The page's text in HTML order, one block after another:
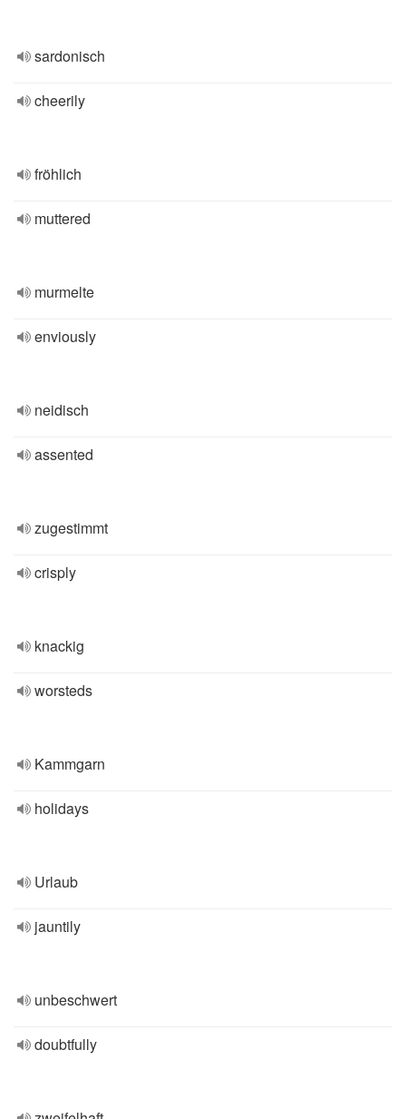
sardonisch
cheerily
fröhlich
muttered
murmelte
enviously
neidisch
assented
zugestimmt
crisply
knackig
worsteds
Kammgarn
holidays
Urlaub
jauntily
unbeschwert
doubtfully